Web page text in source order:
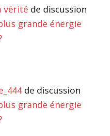
vérité de discussion
grande énergie
de discussion
grande énergie